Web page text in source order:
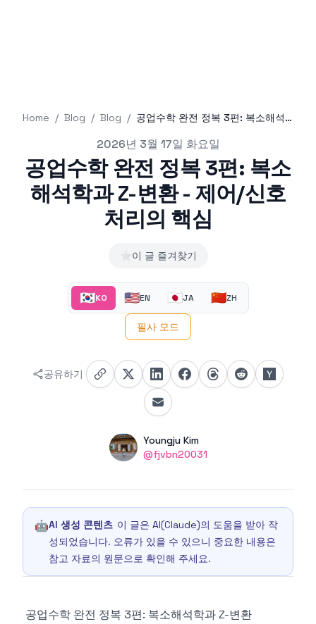
Home / Blog / Blog / 공업수학 완전 정복 3편: 복소해석학과 Z-변환 - 제어/신호처리의 핵심
2026년 3월 17일 화요일
공업수학 완전 정복 3편: 복소
해석학과 Z-변환 - 제어/신호
처리의 핵심
⭐이 글 즐겨찾기
🇰🇷KO 🇺🇸EN 🇯🇵JA 🇨🇳ZH
필사 모드
공유하기
Name
Youngju Kim
Twitter
@fjvbn20031
🤖AI 생성 콘텐츠 이 글은 AI(Claude)의 도움을 받아 작
성되었습니다. 오류가 있을 수 있으니 중요한 내용은
참고 자료의 원문으로 확인해 주세요.
공업수학 완전 정복 3편: 복소해석학과 Z-변환